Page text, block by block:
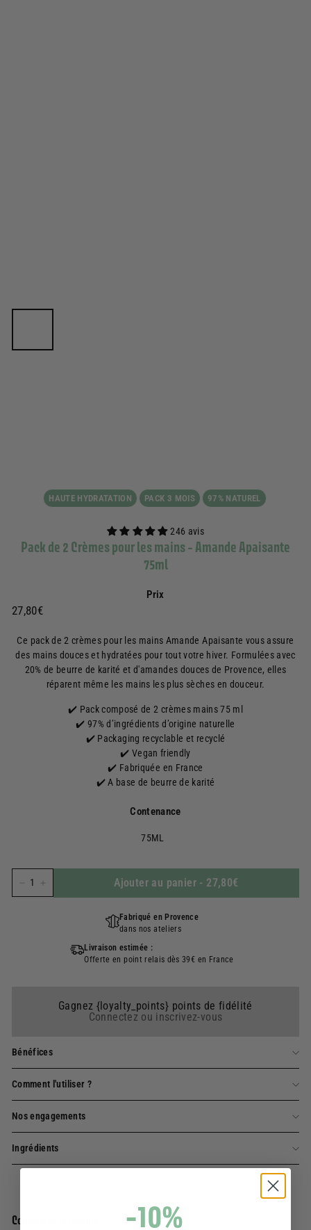
HAUTE HYDRATATION PACK 3 MOIS 97% NATUREL
246 avis
Pack de 2 Crèmes pour les mains - Amande Apaisante
75ml
Prix
Prix
27,80€27,80€
Ce pack de 2 crèmes pour les mains Amande Apaisante vous assure
des mains douces et hydratées pour tout votre hiver. Formulées avec
20% de beurre de karité et d'amandes douces de Provence, elles
réparent même les mains les plus sèches en douceur.
✔️ Pack composé de 2 crèmes mains 75 ml
✔️ 97% d’ingrédients d’origine naturelle
✔️ Packaging recyclable et recyclé
✔️ Vegan friendly
✔️ Fabriquée en France
✔️ A base de beurre de karité
Contenance
75ML
Ajouter au panier - 27,80€
Fabriqué en Provence
dans nos ateliers
Livraison estimée :
Offerte en point relais dès 39€ en France
Gagnez {loyalty_points} points de fidélité
Connectez ou inscrivez-vous
Bénéfices
Comment l'utiliser ?
Nos engagements
Ingrédients
Complétez la routine -10%